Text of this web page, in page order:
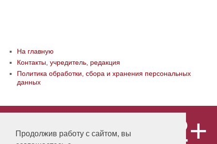
Продолжив работу с сайтом, вы
На главную
Контакты, учредитель, редакция
Политика обработки, сбора и хранения персональных
данных
«Publishing company «World of science»,
LLC Материалы, размещенные на сайте,
12+